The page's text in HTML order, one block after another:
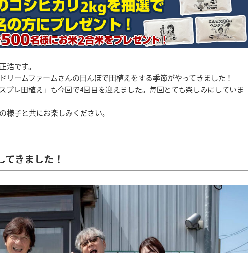
浩です。
ームファームさんの田んぼで田植えをする季節がやってきました！
プレ田植え」も今回で4回目を迎えました。毎回とても楽しみにしていま
子と共にお楽しみください。
きました！